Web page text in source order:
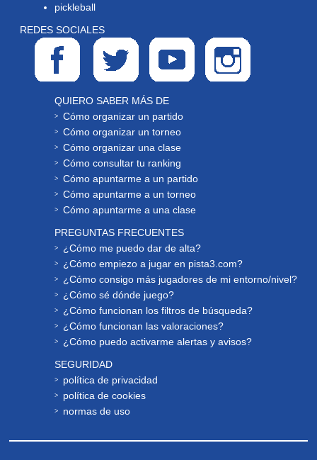
pickleball
REDES SOCIALES
QUIERO SABER MÁS DE
Cómo organizar un partido
Cómo organizar un torneo
Cómo organizar una clase
Cómo consultar tu ranking
Cómo apuntarme a un partido
Cómo apuntarme a un torneo
Cómo apuntarme a una clase
PREGUNTAS FRECUENTES
¿Cómo me puedo dar de alta?
¿Cómo empiezo a jugar en pista3.com?
¿Cómo consigo más jugadores de mi entorno/nivel?
¿Cómo sé dónde juego?
¿Cómo funcionan los filtros de búsqueda?
¿Cómo funcionan las valoraciones?
¿Cómo puedo activarme alertas y avisos?
SEGURIDAD
política de privacidad
política de cookies
normas de uso